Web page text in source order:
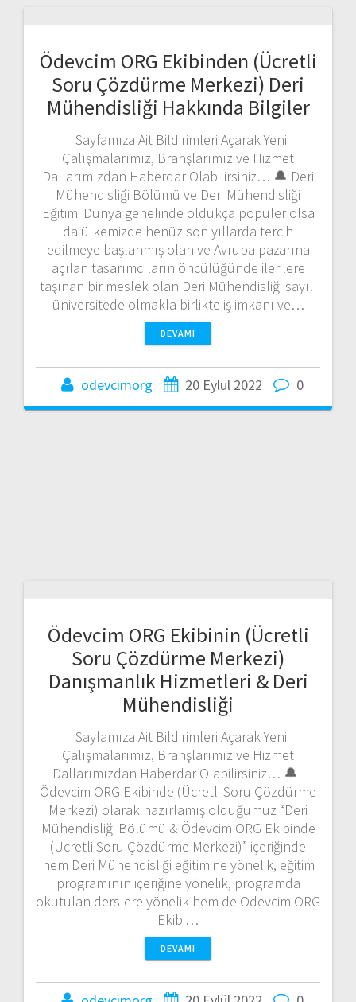
Ödevcim ORG Ekibinden (Ücretli
Soru Çözdürme Merkezi) Deri
Mühendisliği Hakkında Bilgiler
Sayfamıza Ait Bildirimleri Açarak Yeni
Çalışmalarımız, Branşlarımız ve Hizmet
Dallarımızdan Haberdar Olabilirsiniz… 🔔 Deri
Mühendisliği Bölümü ve Deri Mühendisliği
Eğitimi Dünya genelinde oldukça popüler olsa
da ülkemizde henüz son yıllarda tercih
edilmeye başlanmış olan ve Avrupa pazarına
açılan tasarımcıların öncülüğünde ilerilere
taşınan bir meslek olan Deri Mühendisliği sayılı
üniversitede olmakla birlikte iş imkanı ve…
DEVAMI
odevcimorg 20 Eylül 2022 0
Ödevcim ORG Ekibinin (Ücretli
Soru Çözdürme Merkezi)
Danışmanlık Hizmetleri & Deri
Mühendisliği
Sayfamıza Ait Bildirimleri Açarak Yeni
Çalışmalarımız, Branşlarımız ve Hizmet
Dallarımızdan Haberdar Olabilirsiniz… 🔔
Ödevcim ORG Ekibinde (Ücretli Soru Çözdürme
Merkezi) olarak hazırlamış olduğumuz “Deri
Mühendisliği Bölümü & Ödevcim ORG Ekibinde
(Ücretli Soru Çözdürme Merkezi)” içeriğinde
hem Deri Mühendisliği eğitimine yönelik, eğitim
programının içeriğine yönelik, programda
okutulan derslere yönelik hem de Ödevcim ORG
Ekibi…
DEVAMI